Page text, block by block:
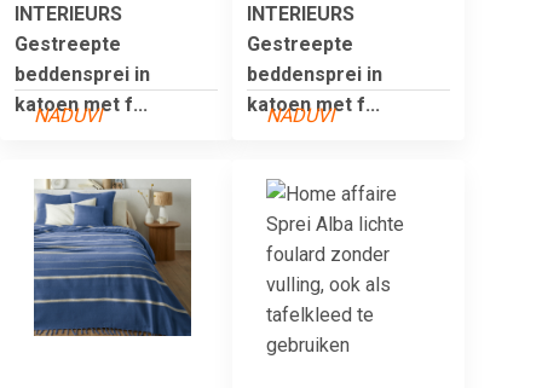
INTERIEURS
Gestreepte
beddensprei in
katoen met f...
NADUVI
INTERIEURS
Gestreepte
beddensprei in
katoen met f...
NADUVI